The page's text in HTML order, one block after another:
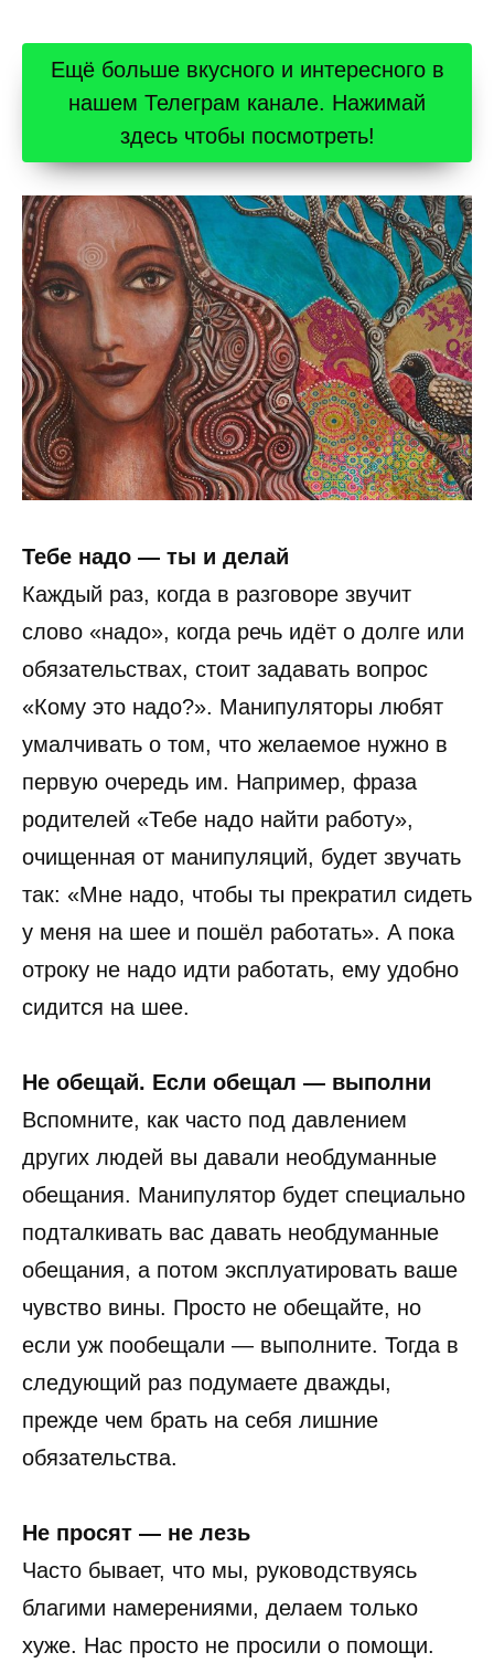
Ещё больше вкусного и интересного в
нашем Телеграм канале. Нажимай
здесь чтобы посмотреть!
Тебе надо — ты и делай
Каждый раз, когда в разговоре звучит
слово «надо», когда речь идёт о долге или
обязательствах, стоит задавать вопрос
«Кому это надо?». Манипуляторы любят
умалчивать о том, что желаемое нужно в
первую очередь им. Например, фраза
родителей «Тебе надо найти работу»,
очищенная от манипуляций, будет звучать
так: «Мне надо, чтобы ты прекратил сидеть
у меня на шее и пошёл работать». А пока
отроку не надо идти работать, ему удобно
сидится на шее.
Не обещай. Если обещал — выполни
Вспомните, как часто под давлением
других людей вы давали необдуманные
обещания. Манипулятор будет специально
подталкивать вас давать необдуманные
обещания, а потом эксплуатировать ваше
чувство вины. Просто не обещайте, но
если уж пообещали — выполните. Тогда в
следующий раз подумаете дважды,
прежде чем брать на себя лишние
обязательства.
Не просят — не лезь
Часто бывает, что мы, руководствуясь
благими намерениями, делаем только
хуже. Нас просто не просили о помощи.